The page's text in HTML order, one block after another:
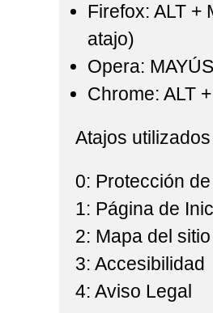
Firefox: ALT +
atajo)
Opera:
Chrome: ALT
Atajos
0: Protección
1: Página de
2: Mapa del sitio
3: Accesibilidad
4: Aviso Legal